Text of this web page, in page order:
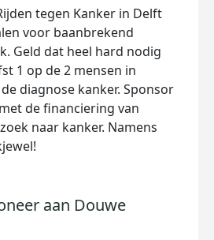
tegen Kanker in Delft
voor baanbrekend
Geld dat heel hard nodig
1 op de 2 mensen in
diagnose kanker. Sponsor
de financiering van
naar kanker. Namens
aan Douwe